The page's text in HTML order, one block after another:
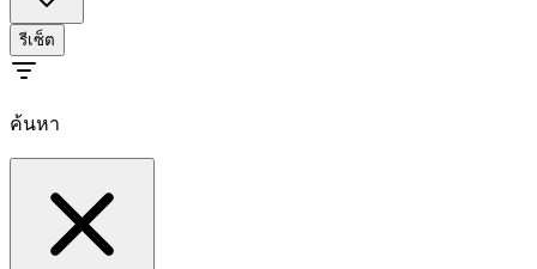
รีเซ็ต
ค้นหา